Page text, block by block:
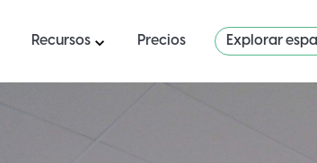
Recursos Precios Explorar